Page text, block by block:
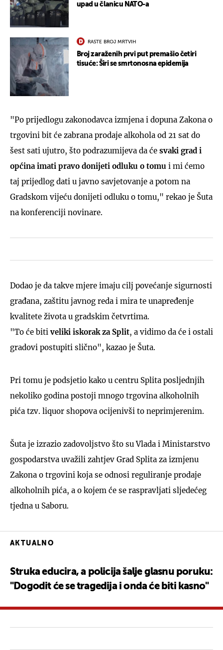
upad u članicu NATO-a
RASTE BROJ MRTVIH
Broj zaraženih prvi put premašio četiri
tisuće: Širi se smrtonosna epidemija
"Po prijedlogu zakonodavca izmjena i dopuna Zakona o
trgovini bit će zabrana prodaje alkohola od 21 sat do
šest sati ujutro, što podrazumijeva da će svaki grad i
općina imati pravo donijeti odluku o tomu i mi ćemo
taj prijedlog dati u javno savjetovanje a potom na
Gradskom vijeću donijeti odluku o tomu," rekao je Šuta
na konferenciji novinare.
Dodao je da takve mjere imaju cilj povećanje sigurnosti
građana, zaštitu javnog reda i mira te unapređenje
kvalitete života u gradskim četvrtima.
"To će bitiveliki iskorak za Split, a vidimo da će i ostali
gradovi postupiti slično", kazao je Šuta.
Pri tomu je podsjetio kako u centru Splita posljednjih
nekoliko godina postoji mnogo trgovina alkoholnih
pića tzv. liquor shopova ocijenivši to neprimjerenim.
Šuta je izrazio zadovoljstvo što su Vlada i Ministarstvo
gospodarstva uvažili zahtjev Grad Splita za izmjenu
Zakona o trgovini koja se odnosi reguliranje prodaje
alkoholnih pića, a o kojem će se raspravljati sljedećeg
tjedna u Saboru.
AKTUALNO
Struka educira, a policija šalje glasnu poruku:
"Dogodit će se tragedija i onda će biti kasno"